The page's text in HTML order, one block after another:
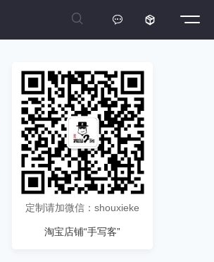
 

定制请加微信：shouxieke
淘宝店铺“手写客”